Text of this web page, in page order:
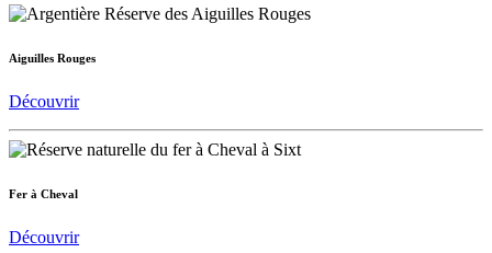
Aiguilles Rouges
Découvrir
Fer à Cheval
Découvrir